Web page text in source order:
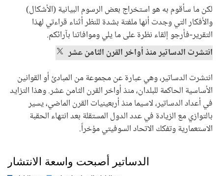
لكن ما سأقوم به هو استخراج بعض الرسوم البيانية (الأشكال)
والأفكار التي وجدت أنها ملفتة بشدة للنظر أثناء قراءتي لهذا
التقرير-فأرجو إلقاء نظرة على ما يلي وموافاتنا بآرائكم.
انتشرت الدساتير منذ أواخر القرن الثامن عشر
انتشرت الدساتير، وهي عبارة عن مجموعة من المبادئ أو القوانين
الأساسية الحاكمة للبلدان، منذ أواخر القرن الثامن عشر. وهذا التزايد
في أعداد الدساتير، لاسيما منذ أربعينيات القرن الماضي، يسير
بالتوازي مع الزيادة في عدد الدول المستقلة بعد انتهاء الحقبة
الاستعمارية وتفكك الاتحاد السوفيتي مؤخراً.